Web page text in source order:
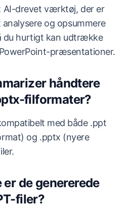
AI-drevet værktøj, der er
og opsummere
du hurtigt kan udtrække
præsentationer.
håndtere
filformater?
med både .ppt
og .pptx (nyere
de genererede
filer?